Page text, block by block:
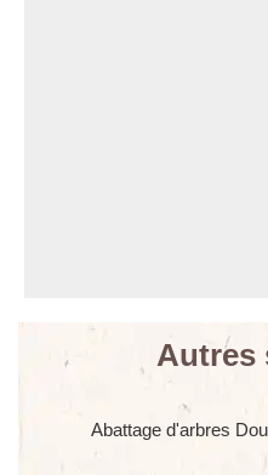
Autres
Abattage d'arbres